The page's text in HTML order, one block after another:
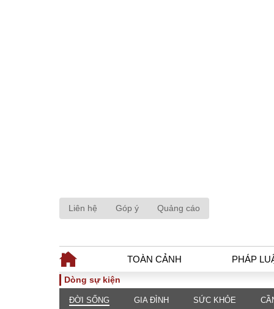
Liên hệ Góp ý Quảng cáo
TOÀN CẢNH PHÁP
TOÀN CẢNH
Dòng sự kiện
ĐỜI SỐNG GIA ĐÌNH SỨC KHỎE